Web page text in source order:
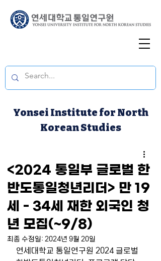
Yonsei Institute for North
Korean Studies
<2024 통일부 글로벌 한
반도통일청년리더> 만 19
세 - 34세 재한 외국인 청
년 모집(~9/8)
최종 수정일: 2024년 9월 20일
연세대학교 통일연구원 2024 글로벌